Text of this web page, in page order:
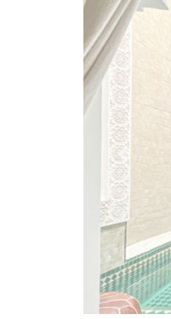
Previous